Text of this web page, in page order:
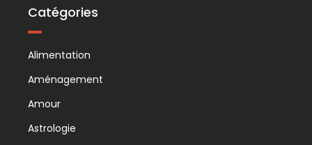
Catégories
Alimentation
Aménagement
Amour
Astrologie